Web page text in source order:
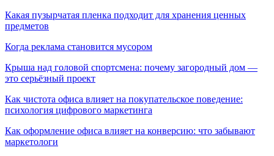
Какая пузырчатая пленка подходит для хранения ценных
предметов
Когда реклама становится мусором
Крыша над головой спортсмена: почему загородный дом —
это серьёзный проект
Как чистота офиса влияет на покупательское поведение:
психология цифрового маркетинга
Как оформление офиса влияет на конверсию: что забывают
маркетологи